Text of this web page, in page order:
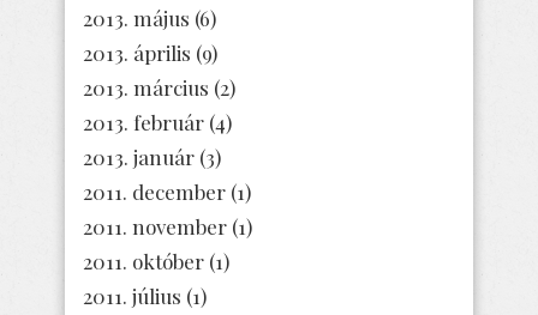
2013. május (6)
2013. április (9)
2013. március (2)
2013. február (4)
2013. január (3)
2011. december (1)
2011. november (1)
2011. október (1)
2011. július (1)